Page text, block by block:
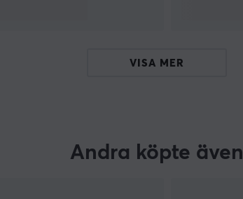
VISA MER
Andra köpte även